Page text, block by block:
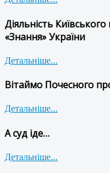
Діяльність
«Знання» України
Детальніше...
Вітаймо Почесного
Детальніше...
А суд іде…
Детальніше...